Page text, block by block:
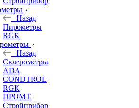
Назад
Пирометры
RGK
Назад
Склерометры
ADA
CONDTROL
RGK
ПРОМТ
Стройприбор